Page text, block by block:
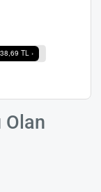
Olan